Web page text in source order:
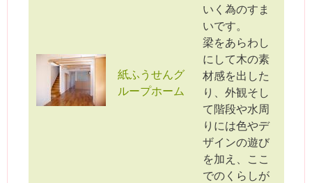
紙ふうせんグ
ループホーム
いく為のすま
いです。
梁をあらわし
にして木の素
材感を出した
り、外観そし
て階段や水周
りには色やデ
ザインの遊び
を加え、ここ
でのくらしが